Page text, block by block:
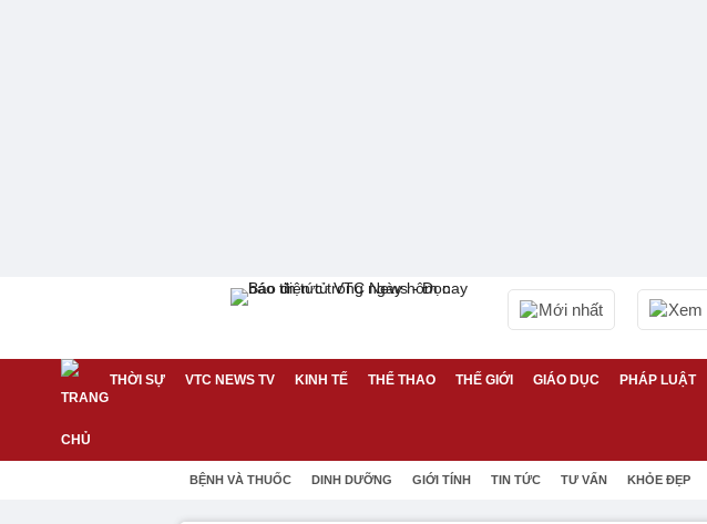
Mới nhất Xem
THỜI SỰ VTC NEWS TV KINH TẾ THỂ THAO THẾ GIỚI GIÁO DỤC PHÁP LUẬT
BỆNH VÀ THUỐC DINH DƯỠNG GIỚI TÍNH TIN TỨC TƯ VẤN KHỎE ĐẸP